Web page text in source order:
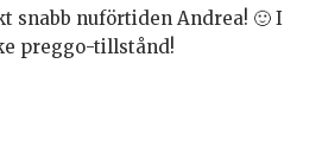
snabb nuförtiden Andrea! 🙂 I
preggo-tillstånd!